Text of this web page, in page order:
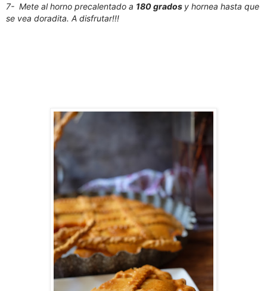
7- Mete al horno precalentado a 180 grados y hornea hasta que
se vea doradita. A disfrutar!!!